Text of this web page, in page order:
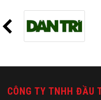
CÔNG TY TNHH ĐẦU